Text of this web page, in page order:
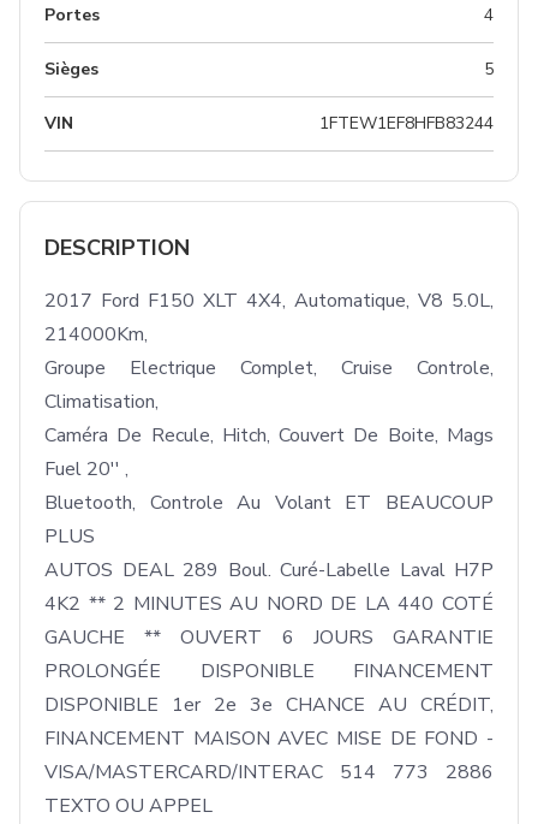
Portes 4
Sièges 5
VIN 1FTEW1EF8HFB83244
DESCRIPTION
2017 Ford F150 XLT 4X4, Automatique, V8 5.0L,
214000Km,
Groupe Electrique Complet, Cruise Controle,
Climatisation,
Caméra De Recule, Hitch, Couvert De Boite, Mags
Fuel 20'' ,
Bluetooth, Controle Au Volant ET BEAUCOUP
PLUS
AUTOS DEAL 289 Boul. Curé-Labelle Laval H7P
4K2 ** 2 MINUTES AU NORD DE LA 440 COTÉ
GAUCHE ** OUVERT 6 JOURS GARANTIE
PROLONGÉE DISPONIBLE FINANCEMENT
DISPONIBLE 1er 2e 3e CHANCE AU CRÉDIT,
FINANCEMENT MAISON AVEC MISE DE FOND -
VISA/MASTERCARD/INTERAC 514 773 2886
TEXTO OU APPEL